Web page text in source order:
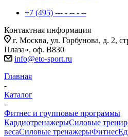
+7 (495) --- - -- - --
Контактная информация
г. Москва, ул. Горбунова, д. 2,
Плаза», оф. В830
info@eto-sport.ru
Главная
-
Каталог
-
Фитнес и групповые программы
КардиотренажерыСиловые
весаСиловые тренажерыФитнес